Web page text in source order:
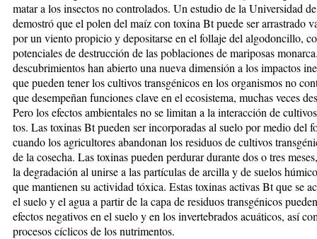
matar a los insectos no controlados. Un estudio de la Universidad
de­mos­tró que el polen del maíz con to­xi­na Bt puede ser arrastrado
por un viento propicio y depositarse en el follaje del algodoncillo,
potencia­les de destrucción de las poblaciones de mariposas
descubri­mientos han abierto una nueva dimen­sión a los impactos
que pue­den tener los cul­tivos transgénicos en los organismos no
que desempeñan funciones clave en el ecosistema, muchas veces
Pero los efectos ambientales no se limitan a la interacción de
tos. Las toxinas Bt pue­den ser incor­po­radas al suelo por medio del
cuando los agriculto­res abandonan los residuos de culti­vos
de la cosecha. Las toxinas pueden per­du­rar durante dos o tres
la degra­da­ción al unirse a las partículas de ar­cilla y de suelos
que mantienen su actividad tóxica. Estas to­xinas activas Bt que se
el suelo y el agua a partir de la capa de residuos transgénicos
efectos negativos en el sue­lo y en los invertebrados acuáticos, así
procesos cíclicos de los nutrimentos.